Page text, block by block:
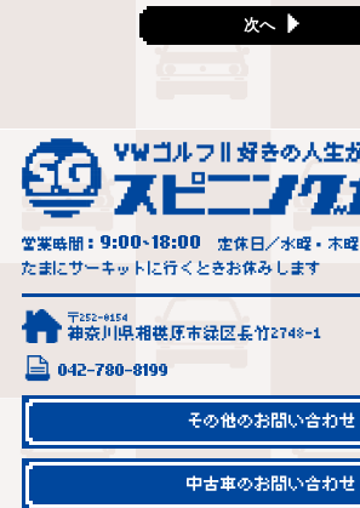
次へ
営業時間： 9:00~18:00
定休日／水曜・木曜
たまにサーキットに行くときお休みします
〒252-0154
神奈川県相模原市緑区長竹2748-1
042-780-8199
その他のお問い合わせ
中古車のお問い合わせ